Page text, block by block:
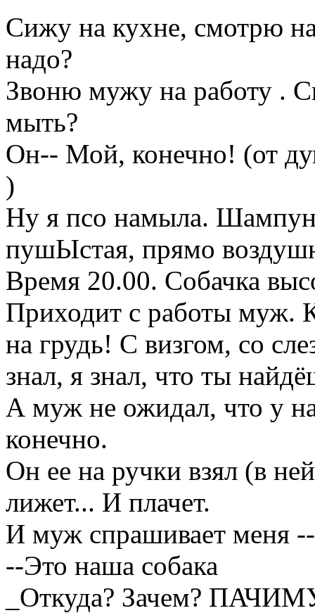
Сижу на кухне, смотрю
надо?
Звоню мужу на работу .
мыть?
Он-- Мой, конечно! (от
)
Ну я псо намыла.
пушЫстая, прямо
Время 20.00. Собачка
Приходит с работы муж.
на грудь! С визгом, со
знал, я знал, что ты
А муж не ожидал, что у
конечно.
Он ее на ручки взял (в
лижет... И плачет.
И муж спрашивает меня
--Это наша собака
_Откуда? Зачем?